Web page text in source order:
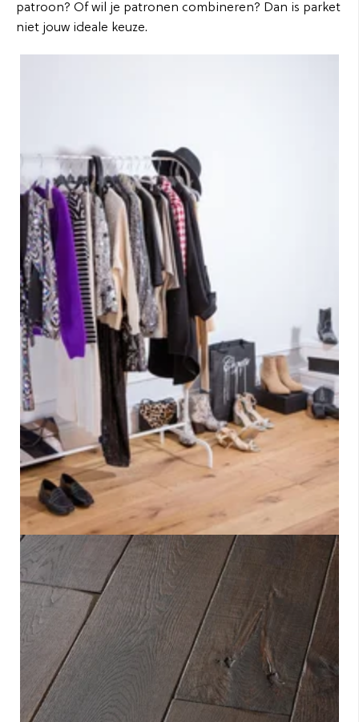
patroon? Of wil je patronen combineren? Dan is parket
niet jouw ideale keuze.